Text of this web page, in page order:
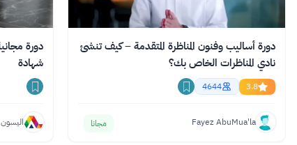
دورة أساليب وفنون المناظرة المتقدمة – كيف تنشئ
نادي المناظرات الخاص بك؟
3.8
4644
Fayez AbuMua'la مجانا
شهادة
اليسون